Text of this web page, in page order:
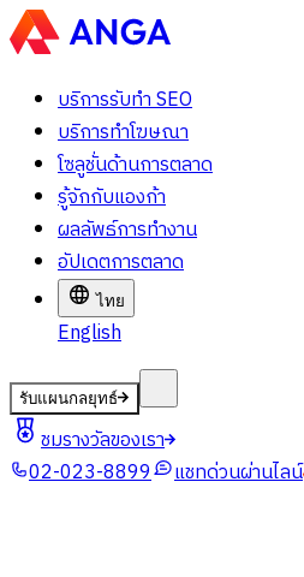
บริการรับทำ SEO
บริการทำโฆษณา
โซลูชั่นด้านการตลาด
รู้จักกับแองก้า
ผลลัพธ์การทำงาน
อัปเดตการตลาด
ไทย
English
รับแผนกลยุทธ์
ชมรางวัลของเรา
02-023-8899
แชทด่วนผ่านไลน์